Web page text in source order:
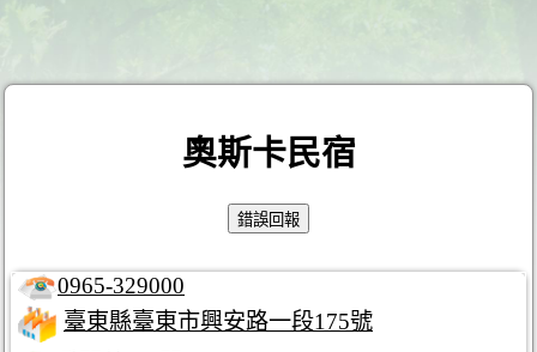
奧斯卡民宿
0965-329000
臺東縣臺東市興安路一段175號